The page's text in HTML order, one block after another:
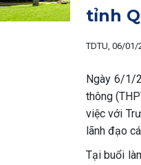
tỉnh
TDTU, 06/01/
Ngày 6/1/
thông
việc với
lãnh đạo
Tại buổi